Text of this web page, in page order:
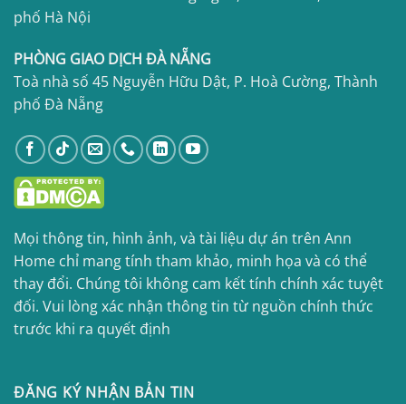
phố Hà Nội
PHÒNG GIAO DỊCH ĐÀ NẴNG
Toà nhà số 45 Nguyễn Hữu Dật, P. Hoà Cường, Thành
phố Đà Nẵng
Mọi thông tin, hình ảnh, và tài liệu dự án trên Ann
Home chỉ mang tính tham khảo, minh họa và có thể
thay đổi. Chúng tôi không cam kết tính chính xác tuyệt
đối. Vui lòng xác nhận thông tin từ nguồn chính thức
trước khi ra quyết định
ĐĂNG KÝ NHẬN BẢN TIN